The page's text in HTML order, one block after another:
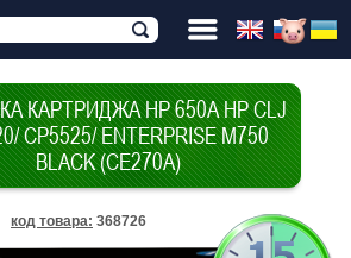
КАРТРИДЖА HP 650A HP CLJ
CP5525/ ENTERPRISE M750
BLACK (CE270A)
код товара: 368726